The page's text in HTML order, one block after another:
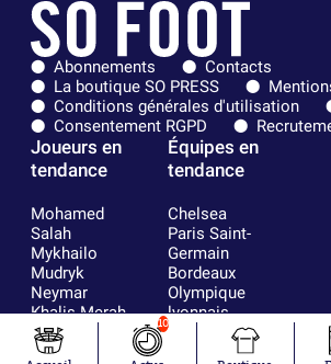
Abonnements
Contacts
La boutique SO PRESS
Conditions générales d'utilisation
Consentement RGPD
Joueurs en
tendance
Mohamed
Salah
Mykhailo
Mudryk
Neymar
Khalis Merah
Loïs Openda
Moussa
Équipes en
tendance
Chelsea
Paris Saint-
Germain
Bordeaux
Olympique
lyonnais
FIFA
Real Madrid
10